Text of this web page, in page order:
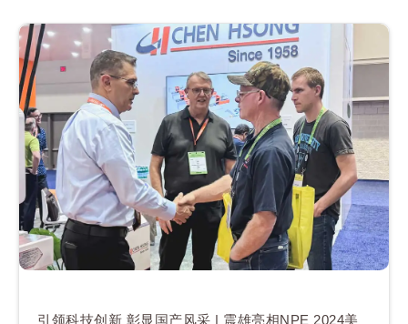
引领科技创新 彰显国产风采 | 震雄亮相NPE 2024美